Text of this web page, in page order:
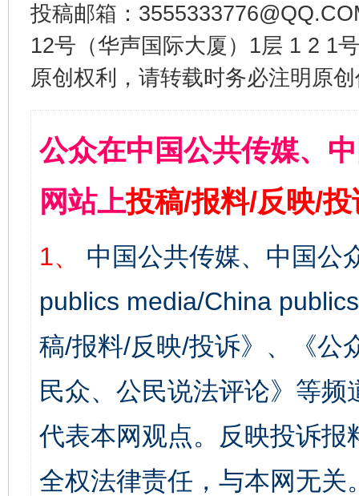
投稿邮箱：
12号（华声国际大厦）1层 1 2 1
原创权利，请转载时务必注明原
公众在中国公共传媒、
网站上投稿/报料/反映/
1、
中国公共传媒、中国公
publics media/China
稿/报料/反映/投诉》、《公
民众、公民说法评论》等
代表本网观点。反映投诉
全权法律责任，与本网无